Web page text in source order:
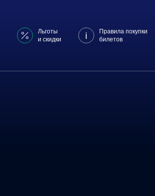
Льготы
и скидки
Правила покупки
билетов